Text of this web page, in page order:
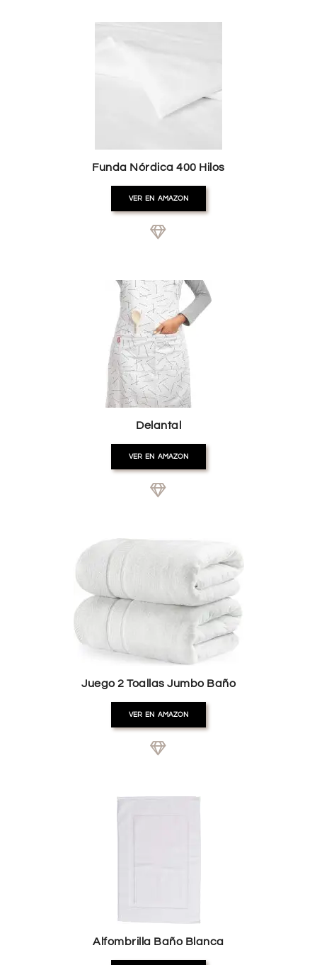
Funda Nórdica 400 Hilos
VER EN AMAZON
Delantal
VER EN AMAZON
Juego 2 Toallas Jumbo Baño
VER EN AMAZON
Alfombrilla Baño Blanca